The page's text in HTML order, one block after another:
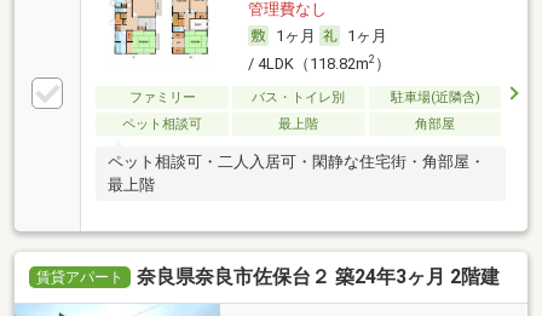
管理費なし
1ヶ月
1ヶ月
/ 4LDK（118.82m2）
ファミリー バス・トイレ別
駐車場(近隣含)
ペット相談可
最上階 角部屋
ペット相談可・二人入居可・閑静な住宅街・角部屋・
最上階
賃貸アパート 奈良県奈良市佐保台２ 築24年3ヶ月 2階建